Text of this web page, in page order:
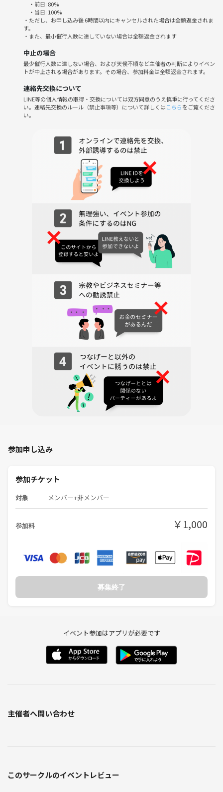
・前日: 80%
・当日: 100%
・ただし、お申し込み後 6時間以内にキャンセルされた場合は全額返金されま
す。
・また、最小催行人数に達していない場合は全額返金されます
中止の場合
最少催行人数に達しない場合、および天候不順など主催者の判断によりイベン
トが中止される場合があります。その場合、参加料金は全額返金されます。
連絡先交換について
LINE等の個人情報の取得・交換については双方同意のうえ慎重に行ってくださ
い。連絡先交換のルール（禁止事項等）について詳しくはこちらをご覧くださ
い。
参加申し込み
参加チケット
対象 メンバー+非メンバー
参加料 ￥1,000
募集終了
イベント参加はアプリが必要です
主催者へ問い合わせ
このサークルのイベントレビュー